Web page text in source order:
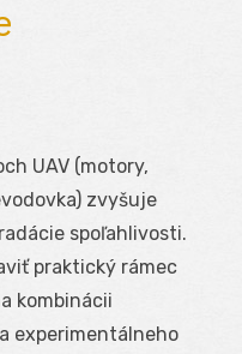
UAV (motory,
zvyšuje
spoľahlivosti.
praktický rámec
kombinácii
experimentálneho